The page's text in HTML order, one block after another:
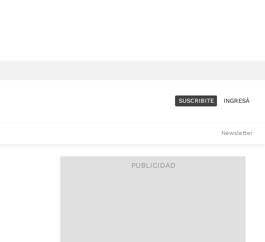
ACCESO FULL - $1.800/MES
SUSCRIBITE INGRESÁ
Newsletter